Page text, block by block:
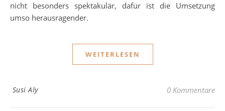
nicht besonders spektakulär, dafür ist die Umsetzung
umso herausragender.
WEITERLESEN
Susi Aly 0 Kommentare